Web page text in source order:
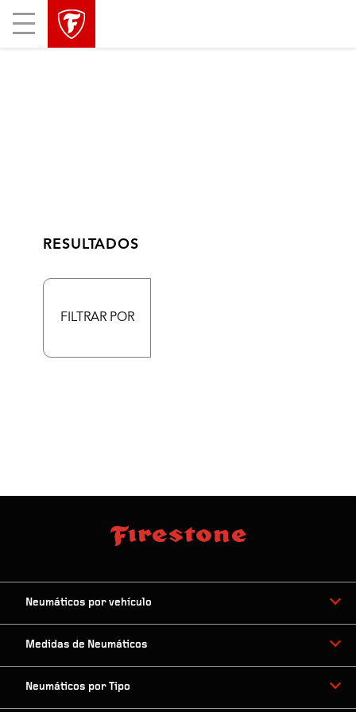
Mobile
Menu
RESULTADOS
FILTRAR POR
Neumáticos por vehículo
Medidas de Neumáticos
Neumáticos por Tipo